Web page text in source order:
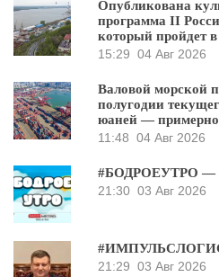
Опубликована
программа II
который пройдет
15:29 04 Авг 2026
Валовой морской
полугодии
юаней — примерно
11:48 04 Авг 2026
#БОДРОЕУТРО —
21:30 03 Авг 2026
21:29 03 Авг 2026